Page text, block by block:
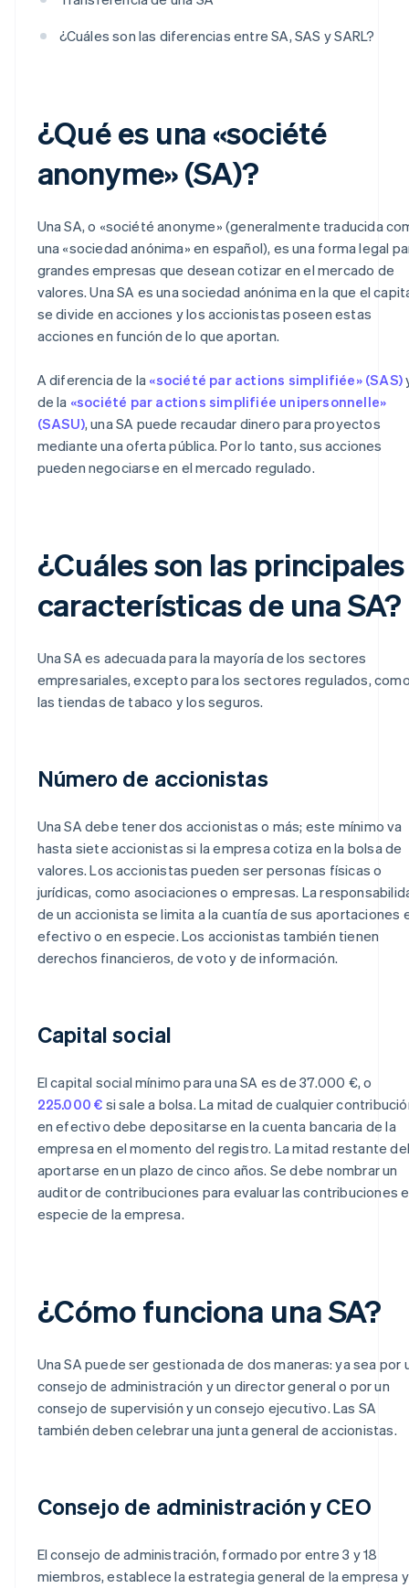
¿Cuáles son las diferencias entre SA, SAS y SARL?
¿Qué es una «société
anonyme» (SA)?
Una SA, o «société anonyme» (generalmente traducida
una «sociedad anónima» en español), es una forma legal
grandes empresas que desean cotizar en el mercado de
valores. Una SA es una sociedad anónima en la que el
se divide en acciones y los accionistas poseen estas
acciones en función de lo que aportan.
A diferencia de la «société par actions simplifiée» (SAS)
de la «société par actions simplifiée unipersonnelle»
(SASU), una SA puede recaudar dinero para proyectos
mediante una oferta pública. Por lo tanto, sus acciones
pueden negociarse en el mercado regulado.
¿Cuáles son las principales
características de una SA?
Una SA es adecuada para la mayoría de los sectores
empresariales, excepto para los sectores regulados,
las tiendas de tabaco y los seguros.
Número de accionistas
Una SA debe tener dos accionistas o más; este mínimo va
hasta siete accionistas si la empresa cotiza en la bolsa de
valores. Los accionistas pueden ser personas físicas o
jurídicas, como asociaciones o empresas. La
de un accionista se limita a la cuantía de sus aportaciones
efectivo o en especie. Los accionistas también tienen
derechos financieros, de voto y de información.
Capital social
El capital social mínimo para una SA es de 37.000 €, o
225.000 € si sale a bolsa. La mitad de cualquier
en efectivo debe depositarse en la cuenta bancaria de la
empresa en el momento del registro. La mitad restante
aportarse en un plazo de cinco años. Se debe nombrar un
auditor de contribuciones para evaluar las contribuciones
especie de la empresa.
¿Cómo funciona una SA?
Una SA puede ser gestionada de dos maneras: ya sea por
consejo de administración y un director general o por un
consejo de supervisión y un consejo ejecutivo. Las SA
también deben celebrar una junta general de accionistas.
Consejo de administración y CEO
El consejo de administración, formado por entre 3 y 18
miembros, establece la estrategia general de la empresa y